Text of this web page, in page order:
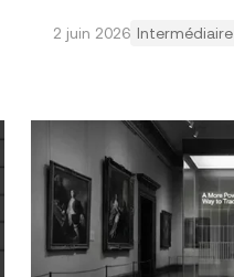
2 juin 2026 Intermédiaire